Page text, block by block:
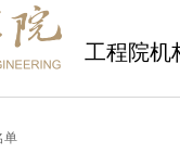
工程院机
单